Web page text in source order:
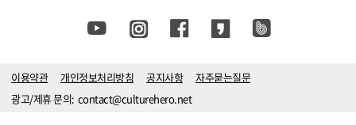
이용약관 개인정보처리방침 공지사항
자주묻는질문
광고/제휴 문의: contact@culturehero.net